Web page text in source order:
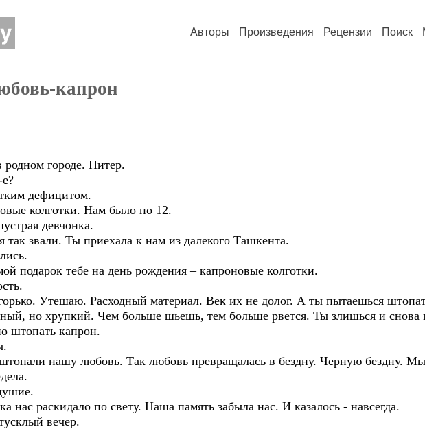
Авторы Произведения Рецензии Поиск
капрон
родном городе. Питер.
дефицитом.
колготки. Нам было по 12.
девчонка.
так звали. Ты приехала к нам из далекого Ташкента.
подарок тебе на день рождения – капроновые колготки.
Утешаю. Расходный материал. Век их не долог. А ты пытаешься
но хрупкий. Чем больше шьешь, тем больше рвется. Ты злишься и снова
штопать капрон.
нашу любовь. Так любовь превращалась в бездну. Черную бездну.
нас раскидало по свету. Наша память забыла нас. И казалось - навсегда.
вечер.